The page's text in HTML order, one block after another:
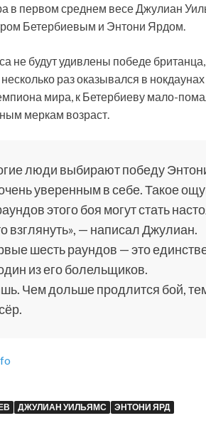
первом среднем весе Джулиан
Бетербиевым и Энтони Ярдом.
не будут удивлены победе
раз оказывался в
мира, к Бетербиеву мало-
меркам возраст.
люди выбирают победу
уверенным в себе. Такое
этого боя могут стать
взглянуть», — написал Джулиан.
шесть раундов — это
из его болельщиков.
Чем дольше продлится бой,
ДЖУЛИАН УИЛЬЯМС ЭНТОНИ ЯРД